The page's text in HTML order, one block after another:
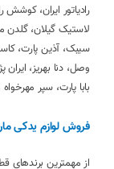
رادیاتور ایران، کوشش
لاستیک گیلان، گلدن
سیبک، آذین پارت،
وصل، دنا بهریز،
بابا پارت، سپر
فروش لوازم یدکی
از مهمترین برندهای